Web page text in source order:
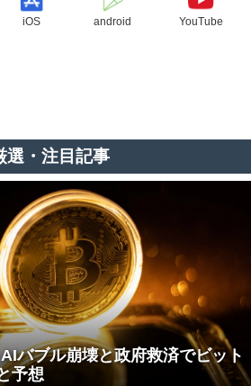
iOS android YouTube
選・注目記事
バブル崩壊と政府救済でビット
予想